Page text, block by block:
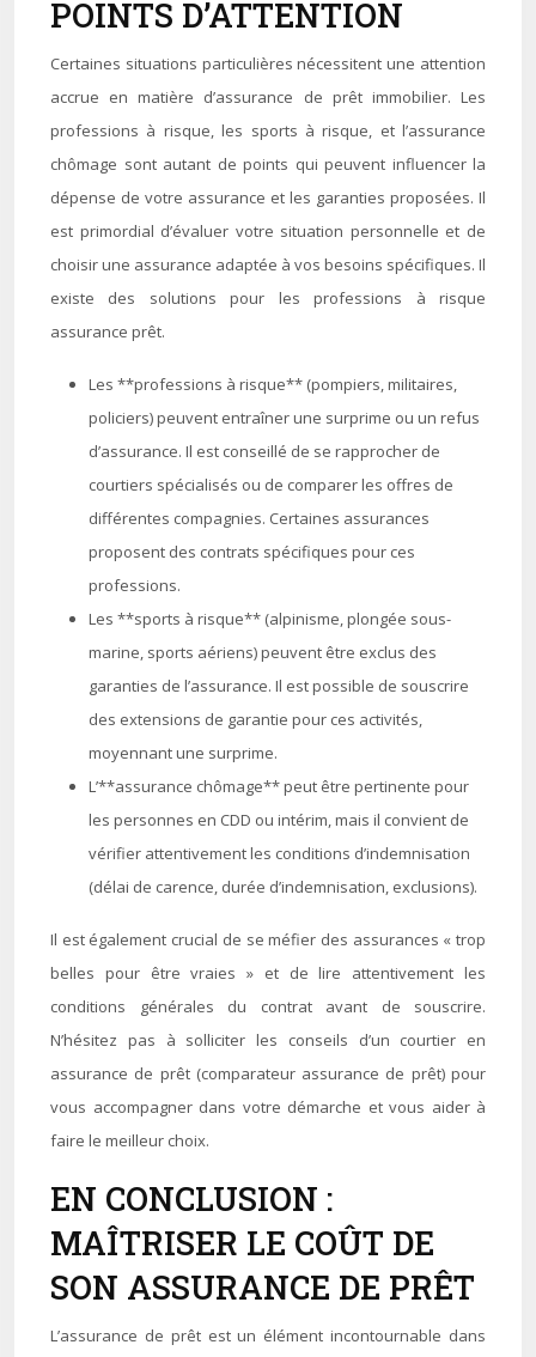
POINTS D’ATTENTION
Certaines situations particulières nécessitent une attention
accrue en matière d’assurance de prêt immobilier. Les
professions à risque, les sports à risque, et l’assurance
chômage sont autant de points qui peuvent influencer la
dépense de votre assurance et les garanties proposées. Il
est primordial d’évaluer votre situation personnelle et de
choisir une assurance adaptée à vos besoins spécifiques. Il
existe des solutions pour les professions à risque
assurance prêt.
Les **professions à risque** (pompiers, militaires,
policiers) peuvent entraîner une surprime ou un refus
d’assurance. Il est conseillé de se rapprocher de
courtiers spécialisés ou de comparer les offres de
différentes compagnies. Certaines assurances
proposent des contrats spécifiques pour ces
professions.
Les **sports à risque** (alpinisme, plongée sous-
marine, sports aériens) peuvent être exclus des
garanties de l’assurance. Il est possible de souscrire
des extensions de garantie pour ces activités,
moyennant une surprime.
L’**assurance chômage** peut être pertinente pour
les personnes en CDD ou intérim, mais il convient de
vérifier attentivement les conditions d’indemnisation
(délai de carence, durée d’indemnisation, exclusions).
Il est également crucial de se méfier des assurances « trop
belles pour être vraies » et de lire attentivement les
conditions générales du contrat avant de souscrire.
N’hésitez pas à solliciter les conseils d’un courtier en
assurance de prêt (comparateur assurance de prêt) pour
vous accompagner dans votre démarche et vous aider à
faire le meilleur choix.
EN CONCLUSION :
MAÎTRISER LE COÛT DE
SON ASSURANCE DE PRÊT
L’assurance de prêt est un élément incontournable dans